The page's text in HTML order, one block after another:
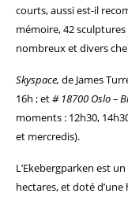
courts, aussi est-il
mémoire, 42
nombreux et divers
Skyspace, de James
16h ; et# 18700 Oslo –
moments : 12h30,
et mercredis).
L’Ekebergparken est
hectares, et doté